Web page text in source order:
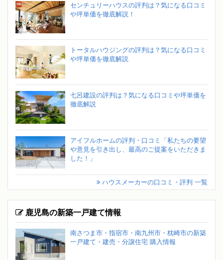
センチュリーハウスの評判は？気になる口コミ
や坪単価を徹底解説！
トータルハウジングの評判は？気になる口コミ
や坪単価を徹底解説
七呂建設の評判は？気になる口コミや坪単価を
徹底解説
アイフルホームの評判・口コミ「私たちの要望
や意見を引き出し、最高のご提案をいただきま
した！」
ハウスメーカーの口コミ・評判 一覧
鹿児島の新築一戸建て情報
南さつま市・指宿市・南九州市・枕崎市の新築
一戸建て・建売・分譲住宅 購入情報